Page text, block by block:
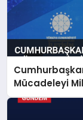
Mücadeleyi